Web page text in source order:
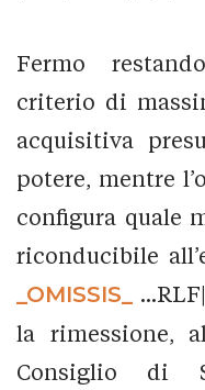
Fermo
criterio di
acquisitiva
potere, mentre
configura quale
riconducibile
_OMISSIS_
la rimessione,
Consiglio di